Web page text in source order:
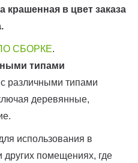
крашенная в цвет заказа
СБОРКЕ.
типами
различными типами
деревянные,
использования в
других помещениях, где